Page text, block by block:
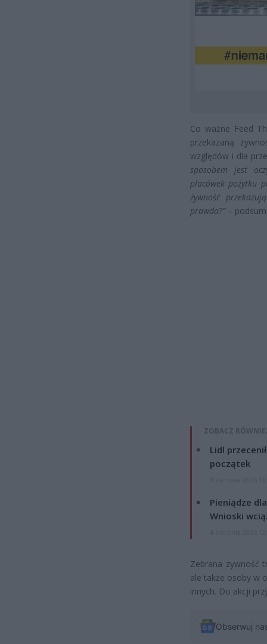
Co ważne Feed
przekazaną
względów i dla
sposobem jest
placówek pożytku
żywność
prawda?”–
ZOBACZ
Lidl
początek
Pieniądze
Wnioski
Zebrana zywność
ale także osoby w
innych. Do akcji
Obserwuj